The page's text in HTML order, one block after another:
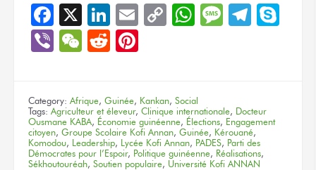
Facebook
X LinkedIn
EmailCopyWhatsApp
Message
ViberWeChat
Reddit
Category: Afrique, Guinée, Kankan, Social
Tags: Agriculteur et éleveur, Clinique internationale, Docteur
Ousmane KABA, Économie guinéenne, Élections, Engagement
citoyen, Groupe Scolaire Kofi Annan, Guinée, Kérouané,
Komodou, Leadership, Lycée Kofi Annan, PADES, Parti des
Démocrates pour l’Espoir, Politique guinéenne, Réalisations,
Sékhoutouréah, Soutien populaire, Université Kofi ANNAN